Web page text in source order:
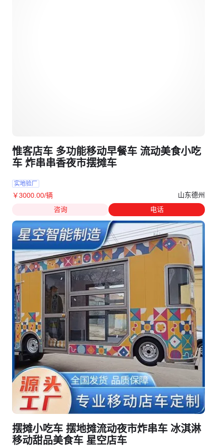
惟客店车 多功能移动早餐车 流动美食小吃
车 炸串串香夜市摆摊车
实地验厂
￥3000 .00/辆
山东德州
咨询
电话
摆摊小吃车 摆地摊流动夜市炸串车 冰淇淋
移动甜品美食车 星空店车